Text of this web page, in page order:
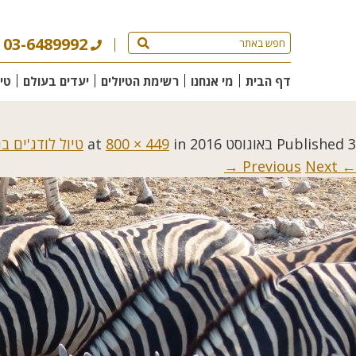
03-6489992
דף הבית מי אנחנו רשימת הטיולים יעדים בעולם
Published 3 באוגוסט 2016 800 × 449 in
טיול לודג'ים
← Previous
Next →